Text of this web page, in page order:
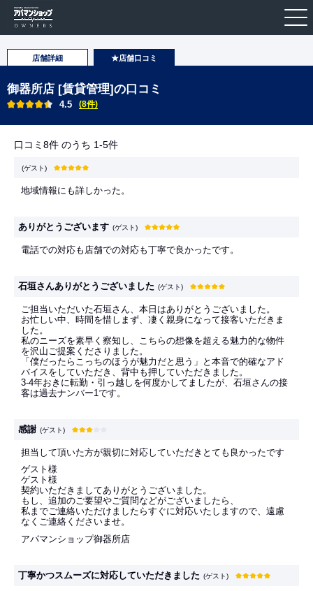
店舗詳細 ★店舗口コミ
御器所店 [賃貸管理]の口コミ
4.5 (8件)
口コミ8件 のうち 1-5件
(ゲスト)
地域情報にも詳しかった。
ありがとうございます (ゲスト)
電話での対応も店舗での対応も丁寧で良かったです。
石垣さんありがとうございました (ゲスト)
ご担当いただいた石垣さん、本日はありがとうございました。
お忙しい中、時間を惜しまず、凄く親身になって接客いただきま
した。
私のニーズを素早く察知し、こちらの想像を超える魅力的な物件
を沢山ご提案くださりました。
「僕だったらこっちのほうが魅力だと思う」と本音で的確なアド
バイスをしていただき、背中も押していただきました。
3-4年おきに転勤・引っ越しを何度かしてましたが、石垣さんの接
客は過去ナンバー1です。
感謝 (ゲスト)
担当して頂いた方が親切に対応していただきとても良かったです
ゲスト様
ゲスト様
契約いただきましてありがとうございました。
もし、追加のご要望やご質問などがございましたら、
私までご連絡いただけましたらすぐに対応いたしますので、遠慮
なくご連絡くださいませ。
アパマンショップ御器所店
丁寧かつスムーズに対応していただきました (ゲスト)